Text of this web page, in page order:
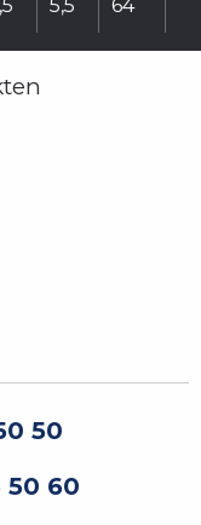
5,5 64
50
50 60